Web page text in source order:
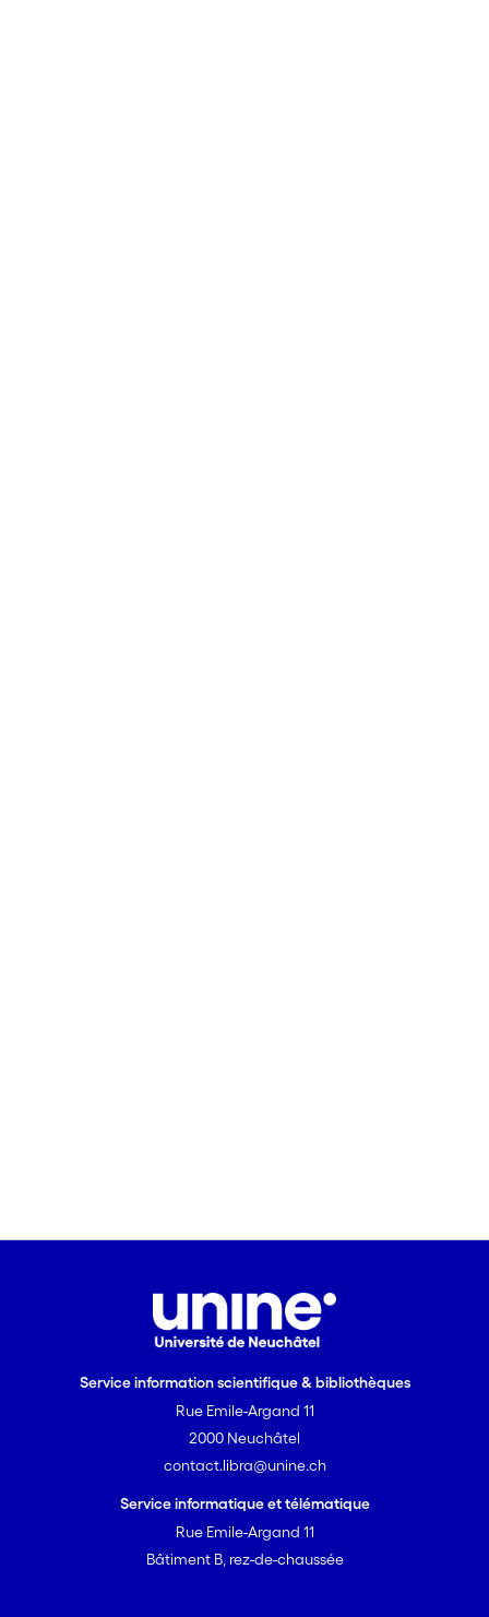
Service information scientifique & bibliothèques
Rue Emile-Argand 11
2000 Neuchâtel
contact.libra@unine.ch
Service informatique et télématique
Rue Emile-Argand 11
Bâtiment B, rez-de-chaussée